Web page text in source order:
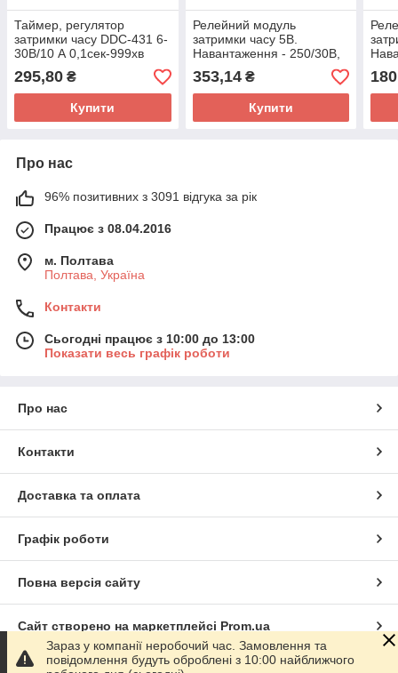
Таймер, регулятор
затримки часу DDC-431 6-
30В/10 А 0,1сек-999хв
295,80 ₴
Купити
Релейний модуль
затримки часу 5В.
Навантаження - 250/30В,
10А. Таймер 0,1 секунда ~
999 хвилин. Двоканальне
353,14₴
Купити
999
Про нас
96% позитивних з 3091 відгука за рік
Працює з 08.04.2016
м. Полтава
Полтава, Україна
Контакти
Сьогодні працює з 10:00 до 13:00
Показати весь графік роботи
Про нас
Контакти
Доставка та оплата
Графік роботи
Повна версія сайту
Сайт створено на маркетплейсі Prom.ua
Політика конфіденційності
Зараз у компанії неробочий час. Замовлення та
повідомлення будуть оброблені з 10:00 найближчого